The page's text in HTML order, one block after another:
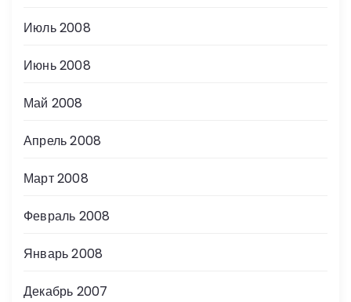
Июль 2008
Июнь 2008
Май 2008
Апрель 2008
Март 2008
Февраль 2008
Январь 2008
Декабрь 2007